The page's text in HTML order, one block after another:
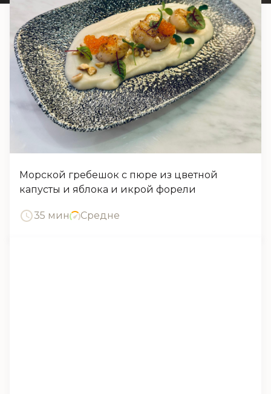
Морской гребешок с пюре из цветной
капусты и яблока и икрой форели
35 мин Средне